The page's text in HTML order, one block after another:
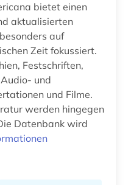
bietet einen
aktualisierten
auf
Zeit fokussiert.
Festschriften,
und
und Filme.
werden hingegen
Datenbank wird